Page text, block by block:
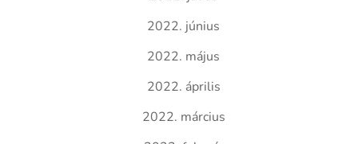
2022. június
2022. május
2022. április
2022. március